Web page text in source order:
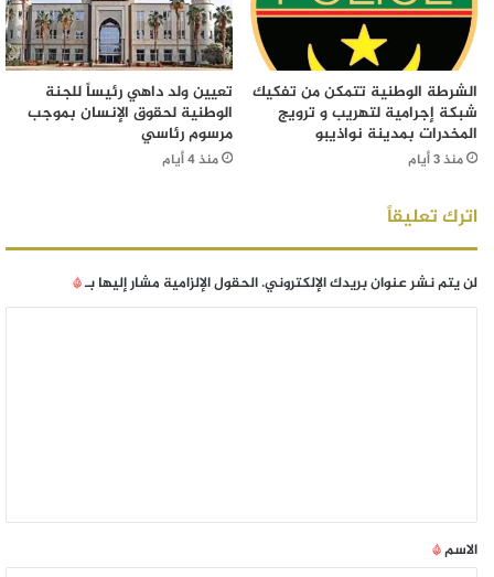
الشرطة الوطنية تتمكن من تفكيك
شبكة إجرامية لتهريب و ترويج
المخدرات بمدينة نواذيبو
منذ 3 أيام
تعيين ولد داهي رئيساً للجنة
الوطنية لحقوق الإنسان بموجب
مرسوم رئاسي
منذ 4 أيام
اترك تعليقاً
لن يتم نشر عنوان بريدك الإلكتروني.الحقول الإلزامية مشار إليها بـ*
الاسم*